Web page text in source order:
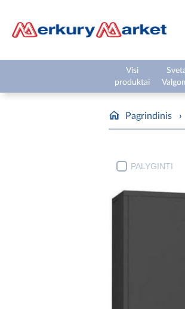
Visi
produktai
Pagrindinis ›
PALYGINTI